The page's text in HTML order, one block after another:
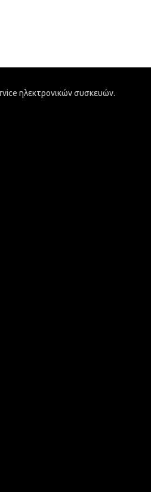
ηλεκτρονικών συσκευών.